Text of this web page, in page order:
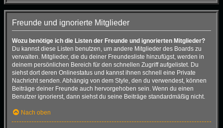
Freunde und ignorierte Mitglieder
Wozu benötige ich die Listen der Freunde und ignorierten Mitglieder?
Du kannst diese Listen benutzen, um andere Mitglieder des Boards zu
verwalten. Mitglieder, die du deiner Freundesliste hinzufügst, werden in
deinem persönlichen Bereich für den schnellen Zugriff aufgelistet. Du
siehst dort deren Onlinestatus und kannst ihnen schnell eine Private
Nachricht senden. Abhängig von dem Style, den du verwendest, können
Beiträge deiner Freunde auch hervorgehoben sein. Wenn du einen
Benutzer ignorierst, dann siehst du seine Beiträge standardmäßig nicht.
Nach oben